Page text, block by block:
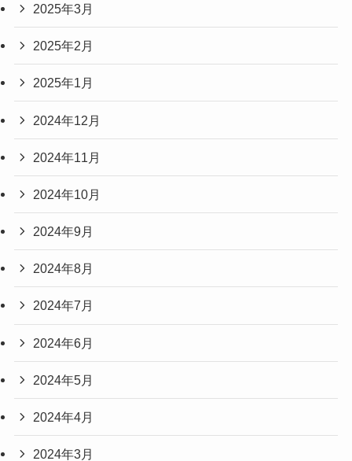
2025年3月
2025年2月
2025年1月
2024年12月
2024年11月
2024年10月
2024年9月
2024年8月
2024年7月
2024年6月
2024年5月
2024年4月
2024年3月